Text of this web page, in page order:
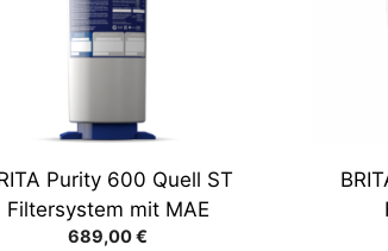
Purity 600 Quell ST
Filtersystem mit MAE
689,00€